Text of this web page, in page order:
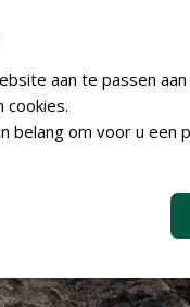
aan te passen
cookies.
belang om voor u